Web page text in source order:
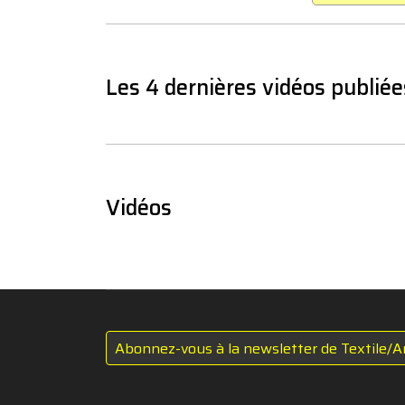
Les 4 dernières vidéos
Vidéos
Abonnez-vous à la newsletter de Textile/